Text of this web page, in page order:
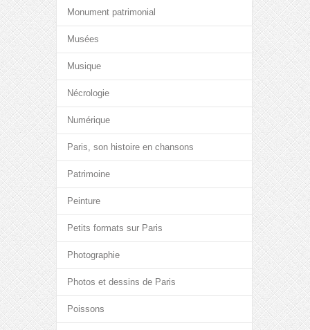
Monument patrimonial
Musées
Musique
Nécrologie
Numérique
Paris, son histoire en chansons
Patrimoine
Peinture
Petits formats sur Paris
Photographie
Photos et dessins de Paris
Poissons